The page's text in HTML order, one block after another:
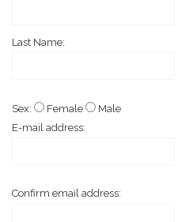
Last Name:
Sex: Female
Male
E-mail address:
Confirm email address: